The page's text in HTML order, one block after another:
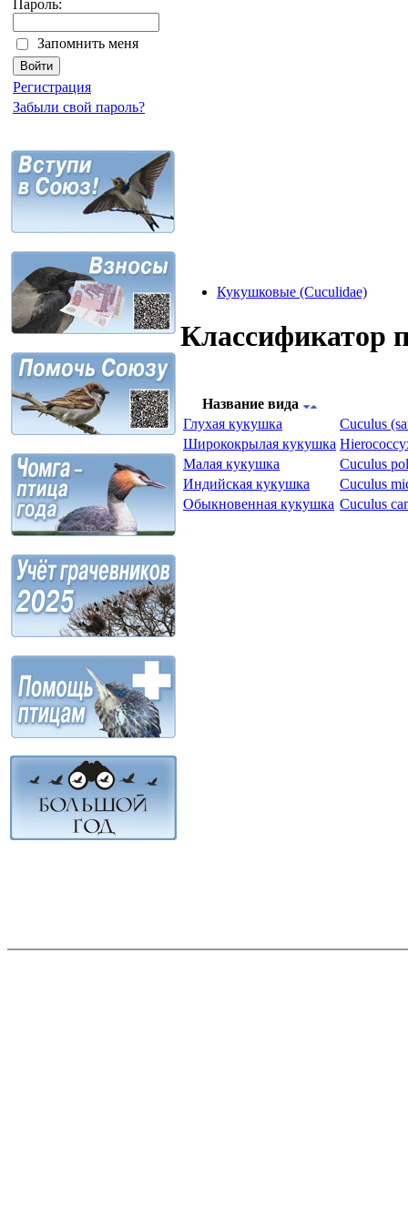
Пароль:
Запомнить меня
Регистрация
Забыли свой пароль?
Кукушковые (Cuculidae)
Классификатор
Название вида
Глухая кукушка
Cuculus
Ширококрылая кукушка
Малая кукушка
Cuculus
Индийская кукушка
Cuculus
Обыкновенная кукушка Cuculus